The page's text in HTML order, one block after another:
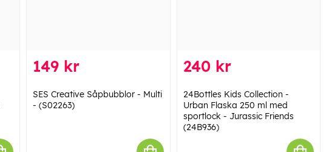
149 kr
SES Creative Såpbubblor - Multi
- (S02263)
240 kr
24Bottles Kids Collection -
Urban Flaska 250 ml med
sportlock - Jurassic Friends
(24B936)